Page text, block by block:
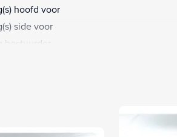
hoofd voor
side voor
bestuurder